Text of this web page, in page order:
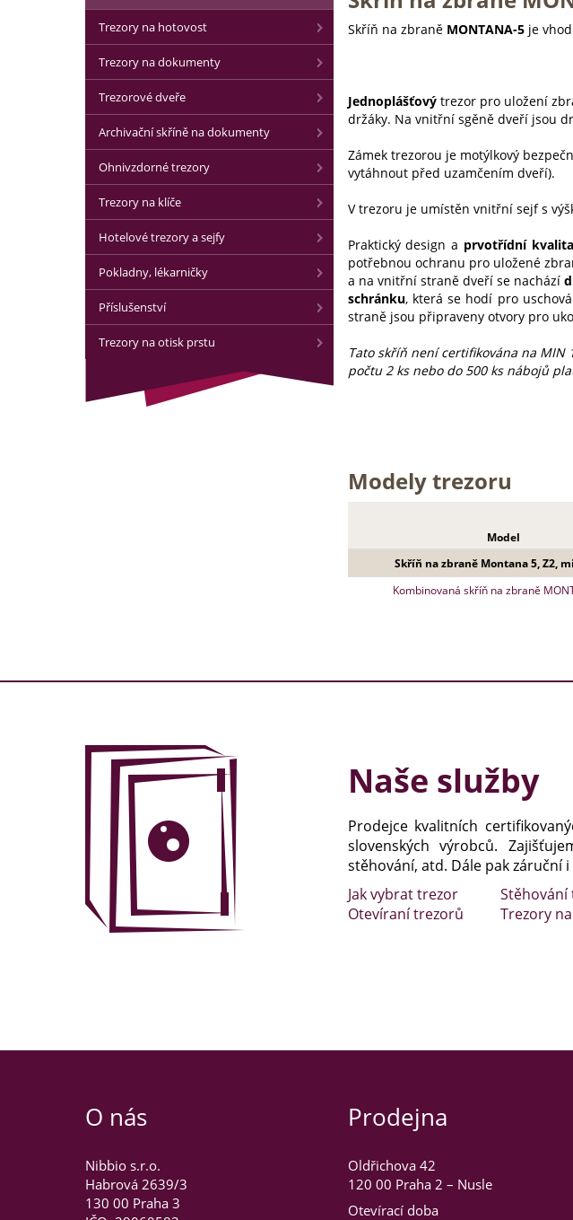
Skříň na zbraně MONTANA-5je
Jednopláš­ťovýtrezor pro uložení
držáky. Na vnitřní sgěně dveří jsou
Zámek trezorou je motýlkový
vytáhnout před uzamčením dveří).
V trezoru je umístěn vnitřní sejf s
Praktický design a prvotřídní kvalita
potřebnou ochranu pro uložené
a na vnitřní straně dveří se nachází
schránku, která se hodí pro
straně jsou připraveny otvory pro
Tato skříň není certifikována na MIN
počtu 2 ks nebo do 500 ks nábojů
Modely trezoru
Model
Skříň na zbraně Montana 5, Z2,
Kombinovaná skříň na zbraně
Trezory na hotovost
Trezory na dokumenty
Trezorové dveře
Archivační skříně na dokumenty
Ohnivzdorné trezory
Trezory na klíče
Hotelové trezory a sejfy
Pokladny, lékarničky
Příslušenství
Trezory na otisk prstu
Naše služby
Prodejce kvalitních
slovenských výrobců.
stěhování, atd. Dále pak záruční
Jak vybrat trezor
Stěhování
Otevíraní trezorů
Trezory
O nás
Nibbio s.r.o.
Habrová 2639/3
130 00 Praha 3
Prodejna
Oldřichova 42
120 00 Praha 2 – Nusle
Otevírací doba